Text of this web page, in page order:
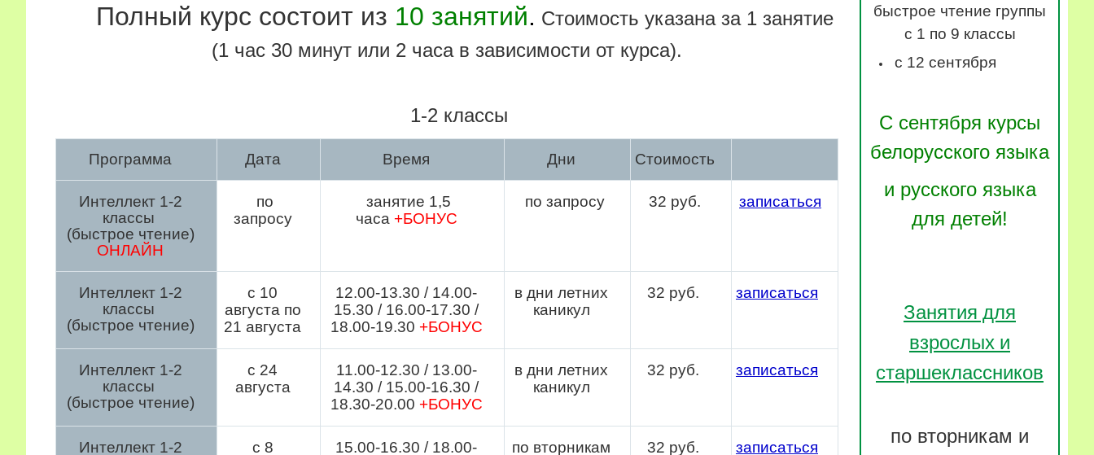
быстрое чтение группы
с 1 по 9 классы
с 12 сентября
С сентября курсы
белорусского языка
и русского языка
для детей!
Занятия для
взрослых и
старшеклассников
по вторникам и
Полный курс состоит из 10 занятий. Стоимость указана за 1 занятие
(1 час 30 минут или 2 часа в зависимости от курса).
1-2 классы
Программа Дата Время Дни Стоимость
Интеллект 1-2
классы
(быстрое чтение)
ОНЛАЙН
по
запросу
занятие 1,5
часа +БОНУС
по запросу 32 руб. записаться
Интеллект 1-2
классы
(быстрое чтение)
с 10
августа по
21 августа
12.00-13.30 / 14.00-
15.30 / 16.00-17.30 /
18.00-19.30 +БОНУС
в дни летних
каникул
32 руб. записаться
Интеллект 1-2
классы
(быстрое чтение)
с 24
августа
11.00-12.30 / 13.00-
14.30 / 15.00-16.30 /
18.30-20.00 +БОНУС
в дни летних
каникул
32 руб. записаться
Интеллект 1-2
с 8
15.00-16.30 / 18.00-
по вторникам
32 руб. записаться